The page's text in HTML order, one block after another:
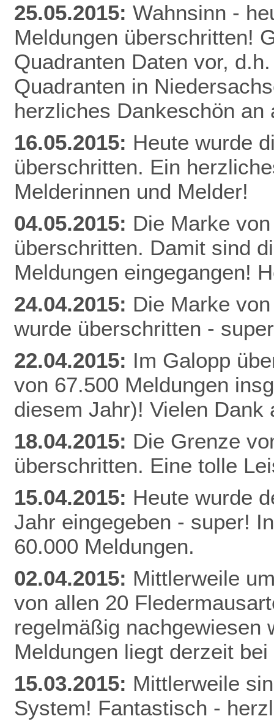
25.05.2015: Wahnsinn -
Meldungen überschritten!
Quadranten Daten vor,
Quadranten in
herzliches Dankeschön
16.05.2015: Heute wurde
überschritten. Ein
Melderinnen und Melder!
04.05.2015: Die Marke
überschritten. Damit sind
Meldungen eingegangen!
24.04.2015: Die Marke
wurde überschritten -
22.04.2015: Im Galopp
von 67.500 Meldungen
diesem Jahr)! Vielen
18.04.2015: Die Grenze
überschritten. Eine tolle
15.04.2015: Heute wurde
Jahr eingegeben - super!
60.000 Meldungen.
02.04.2015: Mittlerweile
von allen 20
regelmäßig nachgewiesen
Meldungen liegt derzeit
15.03.2015: Mittlerweile
System! Fantastisch -